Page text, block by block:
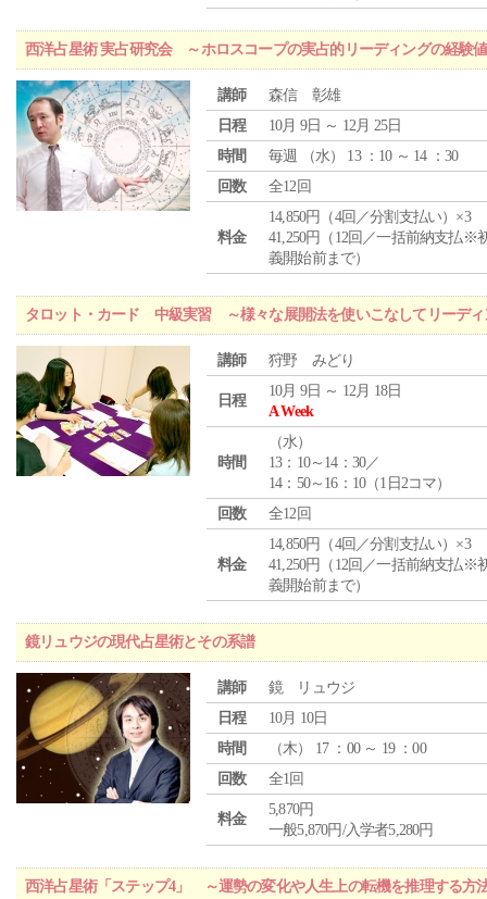
西洋占星術 実占研究会 ～ホロスコープの実占的リーディングの経験
講師
森信 彰雄
日程
10月 9日 ～ 12月 25日
時間
毎週 （水） 13 ：10 ～ 14 ：30
回数
全12回
料金
14,850円（4回／分割支払い）×3
41,250円（12回／一括前納支払※
義開始前まで）
タロット・カード 中級実習 ～様々な展開法を使いこなしてリーディ
講師 狩野 みどり
日程
10月 9日 ～ 12月 18日
A Week
時間
（水）
13：10～14：30／
14：50～16：10（1日2コマ）
回数
全12回
料金
14,850円（4回／分割支払い）×3
41,250円（12回／一括前納支払※
義開始前まで）
鏡リュウジの現代占星術とその系譜
講師
鏡 リュウジ
日程
10月 10日
時間
（木） 17 ：00 ～ 19 ：00
回数
全1回
料金
5,870円
一般5,870円/入学者5,280円
西洋占星術「ステップ4」 ～運勢の変化や人生上の転機を推理する方